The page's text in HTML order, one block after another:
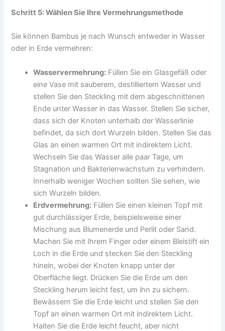
Schritt 5: Wählen Sie Ihre Vermehrungsmethode
Sie können Bambus je nach Wunsch entweder in Wasser
oder in Erde vermehren:
Wasservermehrung: Füllen Sie ein Glasgefäß oder
eine Vase mit sauberem, destilliertem Wasser und
stellen Sie den Steckling mit dem abgeschnittenen
Ende unter Wasser in das Wasser. Stellen Sie sicher,
dass sich der Knoten unterhalb der Wasserlinie
befindet, da sich dort Wurzeln bilden. Stellen Sie das
Glas an einen warmen Ort mit indirektem Licht.
Wechseln Sie das Wasser alle paar Tage, um
Stagnation und Bakterienwachstum zu verhindern.
Innerhalb weniger Wochen sollten Sie sehen, wie
sich Wurzeln bilden.
Erdvermehrung: Füllen Sie einen kleinen Topf mit
gut durchlässiger Erde, beispielsweise einer
Mischung aus Blumenerde und Perlit oder Sand.
Machen Sie mit Ihrem Finger oder einem Bleistift ein
Loch in die Erde und stecken Sie den Steckling
hinein, wobei der Knoten knapp unter der
Oberfläche liegt. Drücken Sie die Erde um den
Steckling herum leicht fest, um ihn zu sichern.
Bewässern Sie die Erde leicht und stellen Sie den
Topf an einen warmen Ort mit indirektem Licht.
Halten Sie die Erde leicht feucht, aber nicht